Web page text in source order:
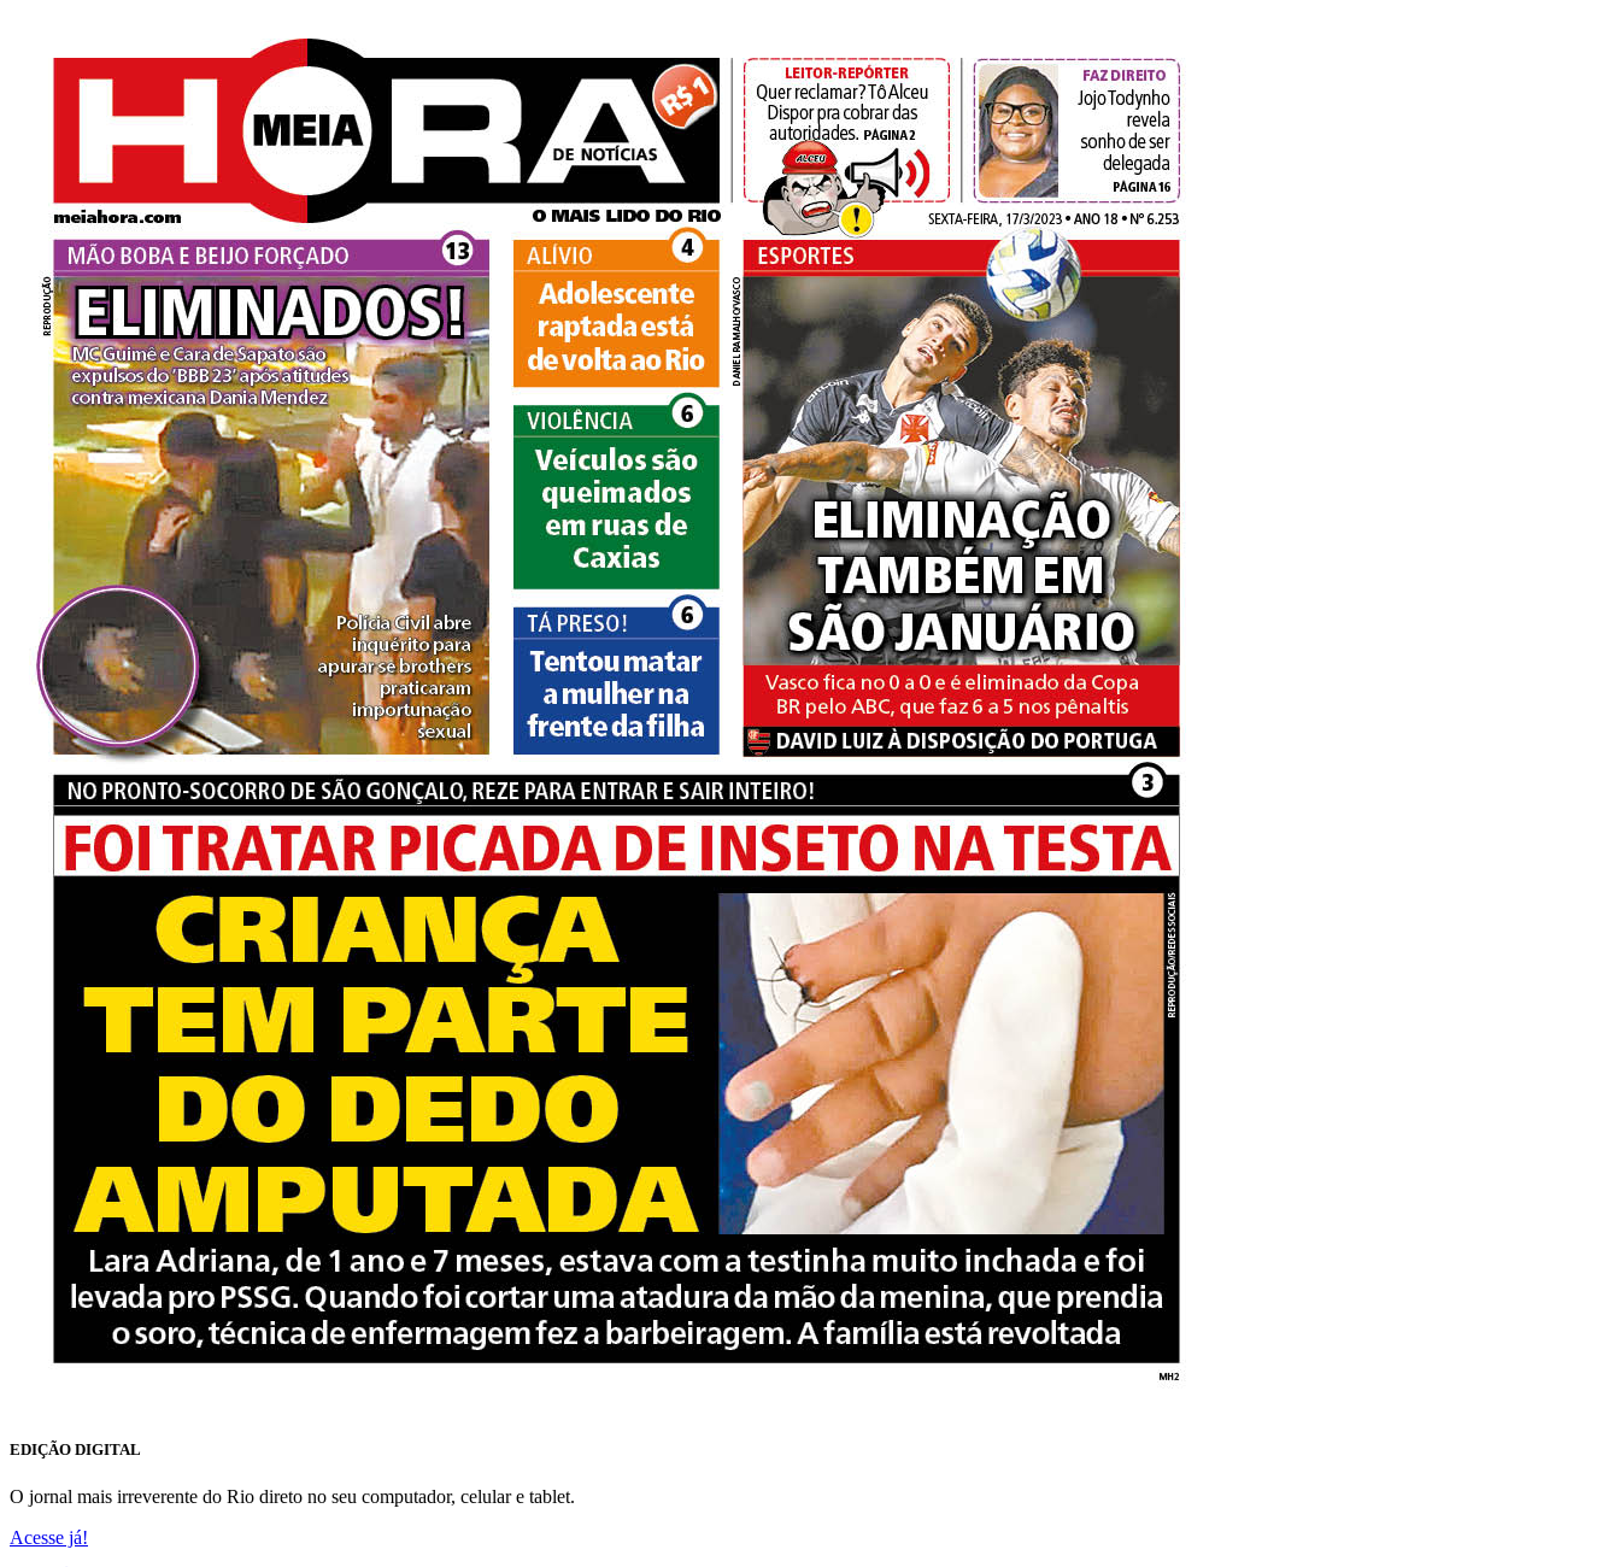
EDIÇÃO DIGITAL
O jornal mais irreverente do Rio direto no seu computador, celular e tablet.
Acesse já!